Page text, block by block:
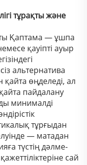
тұрақты және
Қаптама — ұшпа
қауіпті ауыр
альтернатива
өңделеді, ал
пайдалану
минималді
тұрғыдан
— матадан
түстің дәлме-
сай